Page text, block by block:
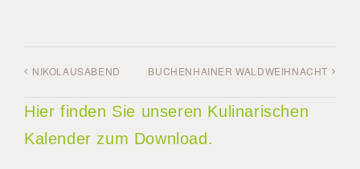
NIKOLAUSABEND BUCHENHAINER WALDWEIHNACHT
Hier finden Sie unseren Kulinarischen
Kalender zum Download.